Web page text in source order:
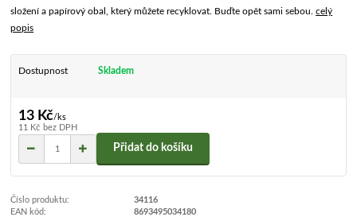
složení a papírový obal, který můžete recyklovat. Buďte opět sami sebou.celý
popis
Dostupnost Skladem
13 Kč/ks
11 Kč bez DPH
Přidat do košíku
Číslo produktu:
34116
EAN kód:
8693495034180